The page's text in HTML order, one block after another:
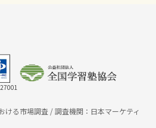
る市場調査 / 調査機関：日本マーケティ